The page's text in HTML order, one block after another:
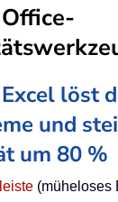
löst
und
um 80 %
(müheloses